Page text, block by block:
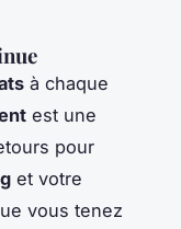
à chaque
est une
pour
et votre
vous tenez